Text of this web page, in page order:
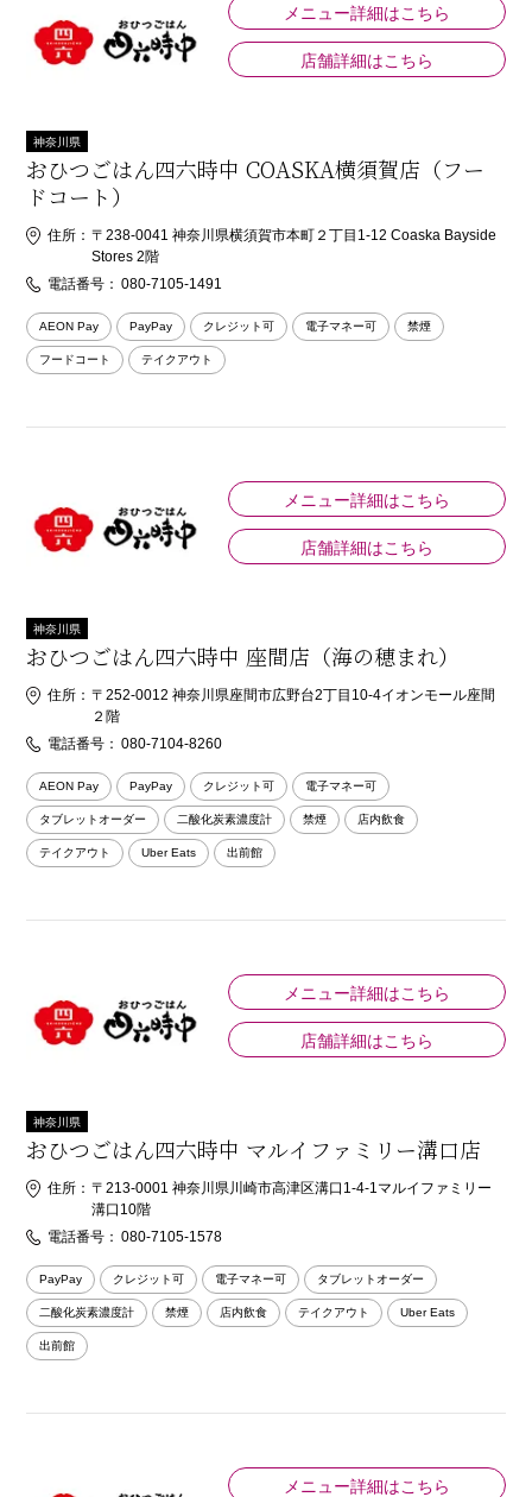
メニュー詳細はこちら
店舗詳細はこちら
神奈川県
おひつごはん四六時中 COASKA横須賀店（フー
ドコート）
住所： 〒238-0041 神奈川県横須賀市本町２丁目1-12 Coaska Bayside
Stores 2階
電話番号： 080-7105-1491
AEON Pay PayPay クレジット可 電子マネー可 禁煙
フードコート テイクアウト
メニュー詳細はこちら
店舗詳細はこちら
神奈川県
おひつごはん四六時中 座間店（海の穂まれ）
住所： 〒252-0012 神奈川県座間市広野台2丁目10-4イオンモール座間
２階
電話番号： 080-7104-8260
AEON Pay PayPay クレジット可 電子マネー可
タブレットオーダー 二酸化炭素濃度計 禁煙 店内飲食
テイクアウト Uber Eats 出前館
メニュー詳細はこちら
店舗詳細はこちら
神奈川県
おひつごはん四六時中 マルイファミリー溝口店
住所： 〒213-0001 神奈川県川崎市高津区溝口1-4-1マルイファミリー
溝口10階
電話番号： 080-7105-1578
PayPay クレジット可 電子マネー可 タブレットオーダー
二酸化炭素濃度計 禁煙 店内飲食 テイクアウト Uber Eats
出前館
メニュー詳細はこちら